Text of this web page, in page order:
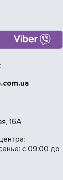
16А
с 09:00 до